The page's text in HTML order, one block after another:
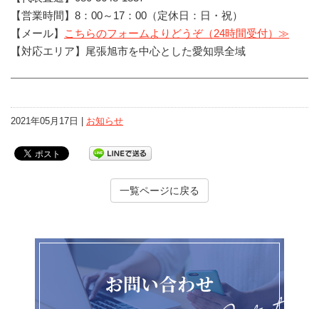
【営業時間】8：00～17：00（定休日：日・祝）
【メール】
こちらのフォームよりどうぞ（24時間受付）≫
【対応エリア】尾張旭市を中心とした愛知県全域
2021年05月17日 | お知らせ
一覧ページに戻る